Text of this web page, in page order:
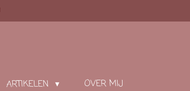
ARTIKELEN
OVER MIJ